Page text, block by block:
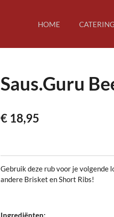
HOME CATERING
Saus.Guru
€ 18,95
Gebruik deze rub voor je volgende
andere Brisket en Short Ribs!
Ingrediënten: